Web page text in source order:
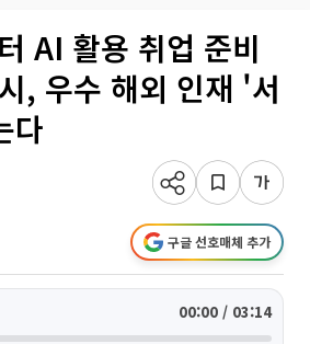
AI 활용 취업 준비
, 우수 해외 인재 '서
다
구글 선호매체 추가
00:00 / 03:14